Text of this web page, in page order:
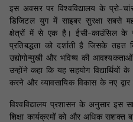
इस अवसर पर विश्वविद्यालय के प्रो-
डिजिटल युग में साइबर सुरक्षा सबसे
क्षेत्रों में से एक है। ईसी-काउंसिल के
प्रतिबद्धता को दर्शाती है जिसके तहत
उद्योगोन्मुखी और भविष्य की
उन्होंने कहा कि यह सहयोग विद्यार्थियों
करने और व्यावसायिक विकास के नए द्वार
विश्वविद्यालय प्रशासन के अनुसार इस
शिक्षा कार्यक्रमों को और अधिक सशक्त